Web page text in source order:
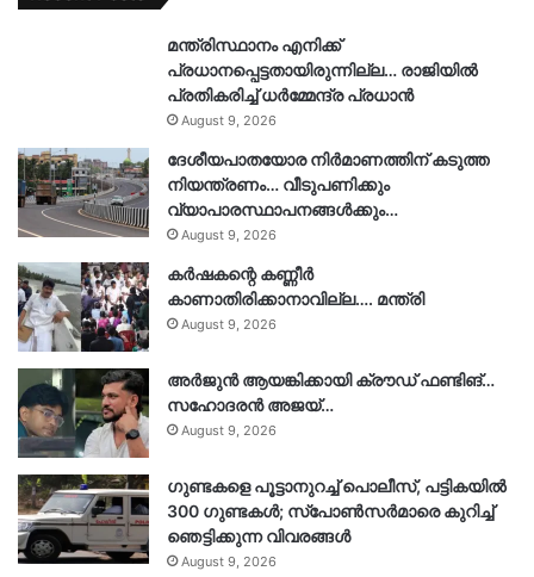
മന്ത്രിസ്ഥാനം എനിക്ക്
പ്രധാനപ്പെട്ടതായിരുന്നില്ല… രാജിയിൽ
പ്രതികരിച്ച് ധർമ്മേന്ദ്ര പ്രധാൻ
August 9, 2026
ദേശീയപാതയോര നിർമാണത്തിന് കടുത്ത
നിയന്ത്രണം… വീടുപണിക്കും
വ്യാപാരസ്ഥാപനങ്ങൾക്കും…
August 9, 2026
കർഷകന്റെ കണ്ണീർ
കാണാതിരിക്കാനാവില്ല…. മന്ത്രി
August 9, 2026
അർജുൻ ആയങ്കിക്കായി ക്രൗഡ് ഫണ്ടിങ്…
സഹോദരൻ അജയ്…
August 9, 2026
ഗുണ്ടകളെ പൂട്ടാനുറച്ച് പൊലീസ്, പട്ടികയിൽ
300 ഗുണ്ടകൾ; സ്‌പോൺസർമാരെ കുറിച്ച്
ഞെട്ടിക്കുന്ന വിവരങ്ങൾ
August 9, 2026